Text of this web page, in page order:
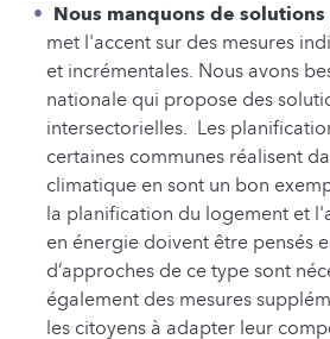
Nous manquons de
met l'accent sur des mesures
et incrémentales. Nous avons
nationale qui propose des
intersectorielles. Les
certaines communes réalisent
climatique en sont un bon
la planification du logement et
en énergie doivent être pensés
d’approches de ce type sont
également des mesures
les citoyens à adapter leur